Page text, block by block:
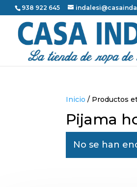
938 922 645
Inicio / Productos
Pijama
No se han